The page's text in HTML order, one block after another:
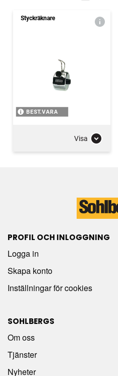
Styckräknare
BEST.VARA
Visa
PROFIL OCH INLOGGNING
Logga in
Skapa konto
Inställningar för cookies
SOHLBERGS
Om oss
Tjänster
Nyheter